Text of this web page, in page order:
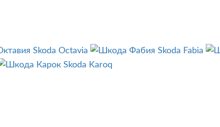
Skoda Octavia
Skoda Fabia
Skoda Karoq